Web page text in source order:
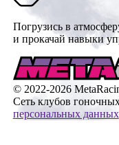
Погрузись в
и прокачай навыки
© 2022-2026
Сеть клубов
персональных данных